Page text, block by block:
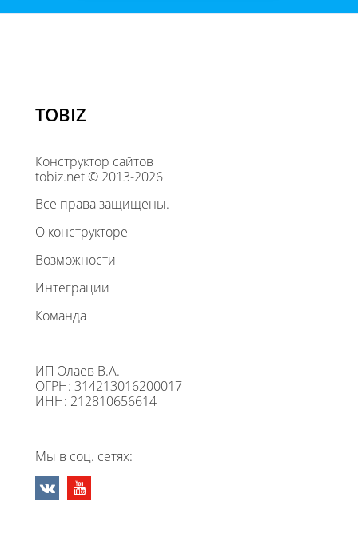
TOBIZ
Конструктор сайтов
tobiz.net © 2013-2026
Все права защищены.
О конструкторе
Возможности
Интеграции
Команда
ИП Олаев В.А.
ОГРН: 314213016200017
ИНН: 212810656614
Мы в соц. сетях: